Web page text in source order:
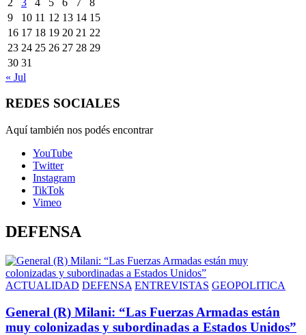
9
10 11 12 13 14 15
16 17 18 19 20 21 22
23 24 25 26 27 28 29
30 31
« Jul
REDES SOCIALES
Aquí también nos podés encontrar
YouTube
Twitter
Instagram
TikTok
Vimeo
DEFENSA
ACTUALIDAD DEFENSA ENTREVISTAS GEOPOLITICA
General (R) Milani: “Las Fuerzas Armadas están
muy colonizadas y subordinadas a Estados Unidos”